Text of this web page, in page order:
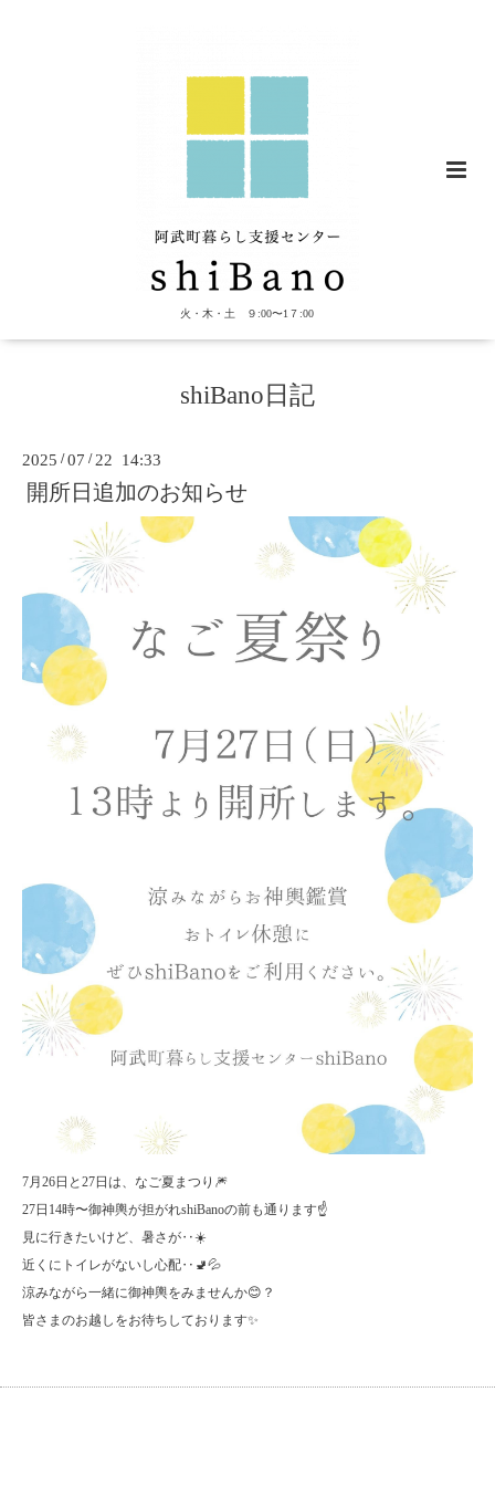
火・木・土 ９:00〜1７:00
shiBano日記
2025 /07 / 22 14:33
開所日追加のお知らせ
7月26日と27日は、なご夏まつり🎆
27日14時〜御神輿が担がれshiBanoの前も通ります☝️
見に行きたいけど、暑さが‥☀️
近くにトイレがないし心配‥🚽💦
涼みながら一緒に御神輿をみませんか😊？
皆さまのお越しをお待ちしております✨